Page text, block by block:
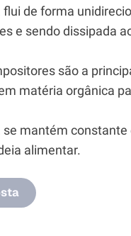
flui de forma
e sendo dissipada
são a
matéria orgânica
se mantém
alimentar.